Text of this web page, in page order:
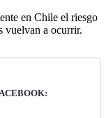
en Chile el riesgo
vuelvan a ocurrir.